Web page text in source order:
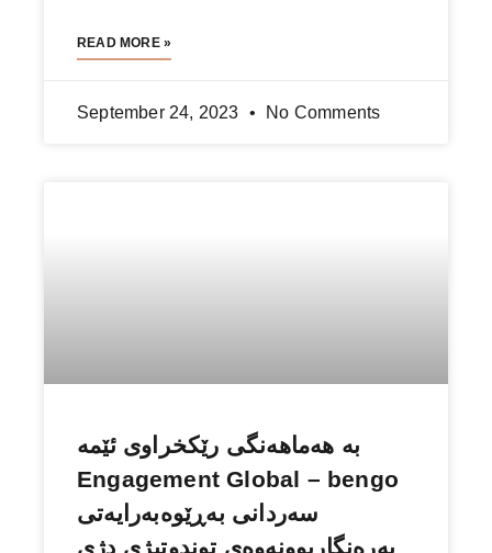
READ MORE »
September 24, 2023 No Comments
بە هەماهەنگی رێكخراوی ئێمە
Engagement Global – bengo
سەردانی بەڕێوەبەرایەتی
بەرەنگاربوونەوەی توندوتیژی دژى